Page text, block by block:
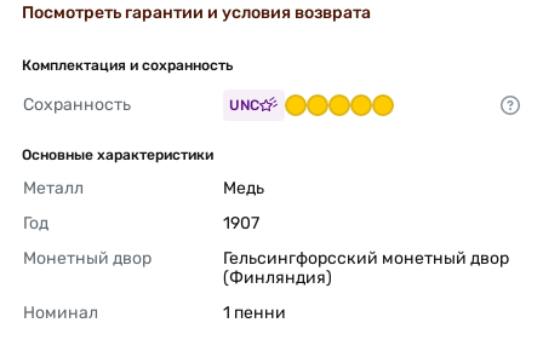
Посмотреть гарантии и условия возврата
Комплектация и сохранность
Сохранность UNC
Основные характеристики
Металл
Медь
Год
1907
Монетный двор
Гельсингфорсский монетный двор
(Финляндия)
Номинал
1 пенни